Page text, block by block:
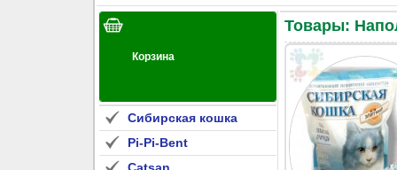
Сибирская кошка
Pi-Pi-Bent
Товары: